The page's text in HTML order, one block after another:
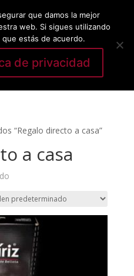
“Regalo directo a casa”
a casa
que damos la mejor
web. Si sigues utilizando
estás de acuerdo.
de privacidad